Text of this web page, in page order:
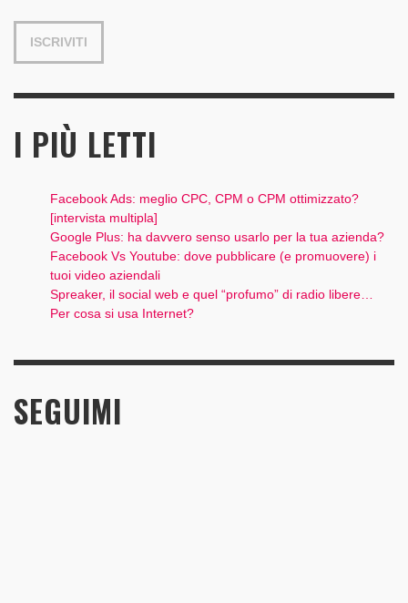
I PIÙ LETTI
Facebook Ads: meglio CPC, CPM o CPM ottimizzato?
[intervista multipla]
Google Plus: ha davvero senso usarlo per la tua azienda?
Facebook Vs Youtube: dove pubblicare (e promuovere) i
tuoi video aziendali
Spreaker, il social web e quel “profumo” di radio libere…
Per cosa si usa Internet?
SEGUIMI